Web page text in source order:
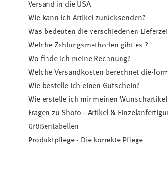
Versand in die USA
Wie kann ich Artikel zurücksenden?
Was bedeuten die verschiedenen
Welche Zahlungsmethoden gibt es ?
Wo finde ich meine Rechnung?
Welche Versandkosten berechnet die-
Wie bestelle ich einen Gutschein?
Wie erstelle ich mir meinen
Fragen zu Shoto - Artikel &
Größentabellen
Produktpflege - Die korrekte Pflege